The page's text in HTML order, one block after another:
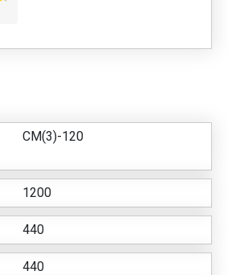
СМ(3)-120
1200
440
440